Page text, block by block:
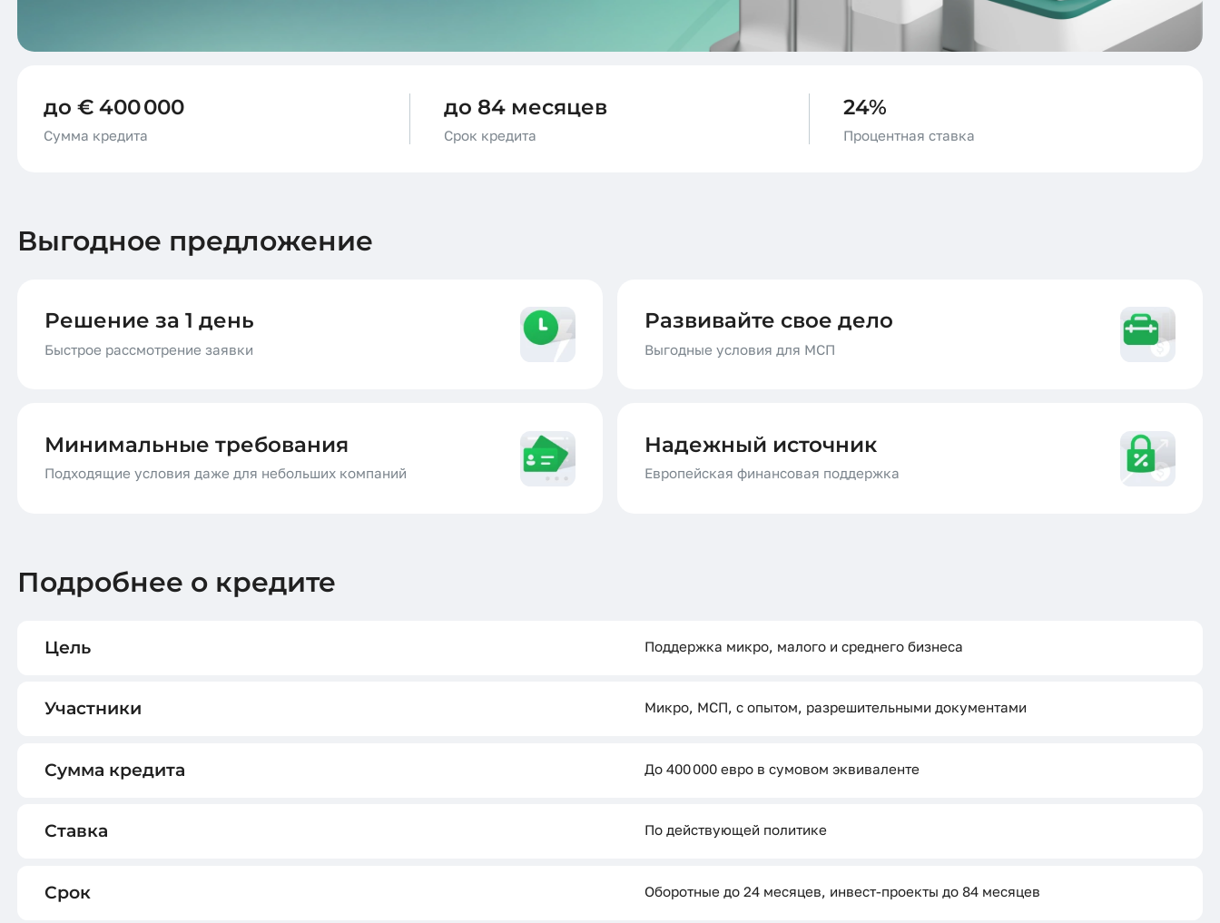
до € 400 000
Сумма кредита
до 84 месяцев
Срок кредита
24%
Процентная ставка
Выгодное предложение
Решение за 1 день
Быстрое рассмотрение заявки
Развивайте свое дело
Выгодные условия для МСП
Минимальные требования
Подходящие условия даже для небольших компаний
Надежный источник
Европейская финансовая поддержка
Подробнее о кредите
Цель Поддержка микро, малого и среднего бизнеса
Участники Микро, МСП, с опытом, разрешительными документами
Сумма кредита До 400 000 евро в сумовом эквиваленте
Ставка По действующей политике
Срок Оборотные до 24 месяцев, инвест-проекты до 84 месяцев